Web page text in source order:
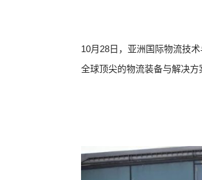
10月28日，亚洲国际物流技
全球顶尖的物流装备与解决